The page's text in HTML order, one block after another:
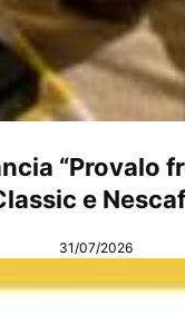
“Provalo
e
31/07/2026